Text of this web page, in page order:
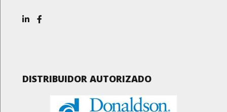
DISTRIBUIDOR AUTORIZADO